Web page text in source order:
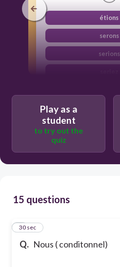
étions
serons
serions
Play as a
student
to try out the
quiz
15 questions
Q. Nous ( conditonnel)
1
30 sec